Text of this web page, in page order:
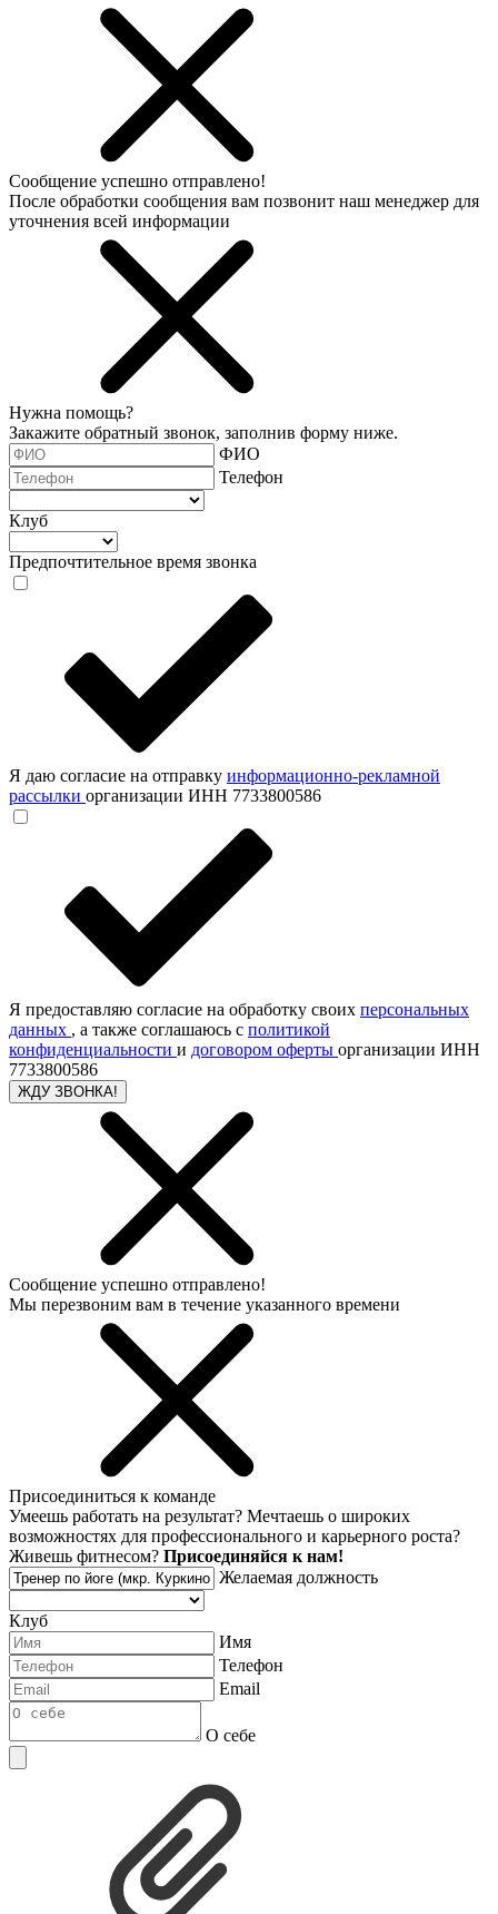
Сообщение успешно отправлено!
После обработки сообщения вам позвонит наш менеджер для
уточнения всей информации
Нужна помощь?
Закажите обратный звонок, заполнив форму ниже.
ФИО
Телефон
Клуб
Предпочтительное время звонка
Я даю согласие на отправку информационно-рекламной
рассылки организации ИНН 7733800586
Я предоставляю согласие на обработку своих персональных
данных , а также соглашаюсь с политикой
конфиденциальности и договором оферты организации ИНН
7733800586
ЖДУ ЗВОНКА!
Сообщение успешно отправлено!
Мы перезвоним вам в течение указанного времени
Присоединиться к команде
Умеешь работать на результат? Мечтаешь о широких
возможностях для профессионального и карьерного роста?
Живешь фитнесом? Присоединяйся к нам!
Желаемая должность
Клуб
Имя
Телефон
Email
О себе